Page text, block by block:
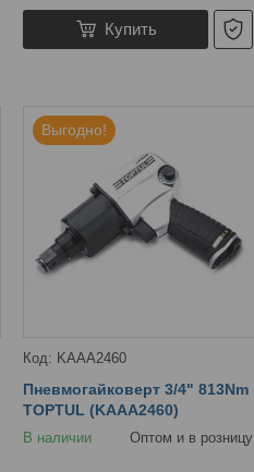
Купить
Выгодно!
KAAA2460
Пневмогайковерт 3/4" 813Nm
TOPTUL (KAAA2460)
В наличии Оптом и в розницу